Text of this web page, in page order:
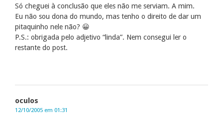
Só cheguei à conclusão que eles não me serviam. A mim.
Eu não sou dona do mundo, mas tenho o direito de dar um
pitaquinho nele não? 😀
P.S.: obrigada pelo adjetivo “linda”. Nem consegui ler o
restante do post.
oculos
12/10/2005 em 01:31